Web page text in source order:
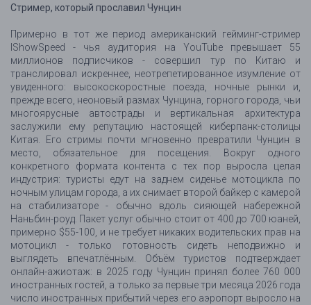
Стример, который прославил Чунцин
Примерно в тот же период американский гейминг-стример
IShowSpeed - чья аудитория на YouTube превышает 55
миллионов подписчиков - совершил тур по Китаю и
транслировал искреннее, неотрепетированное изумление от
увиденного: высокоскоростные поезда, ночные рынки и,
прежде всего, неоновый размах Чунцина, горного города, чьи
многоярусные автострады и вертикальная архитектура
заслужили ему репутацию настоящей киберпанк-столицы
Китая. Его стримы почти мгновенно превратили Чунцин в
место, обязательное для посещения. Вокруг одного
конкретного формата контента с тех пор выросла целая
индустрия: туристы едут на заднем сиденье мотоцикла по
ночным улицам города, а их снимает второй байкер с камерой
на стабилизаторе - обычно вдоль сияющей набережной
Наньбин-роуд. Пакет услуг обычно стоит от 400 до 700 юаней,
примерно $55-100, и не требует никаких водительских прав на
мотоцикл - только готовность сидеть неподвижно и
выглядеть впечатлённым. Объём туристов подтверждает
онлайн-ажиотаж: в 2025 году Чунцин принял более 760 000
иностранных гостей, а только за первые три месяца 2026 года
число иностранных прибытий через его аэропорт выросло на